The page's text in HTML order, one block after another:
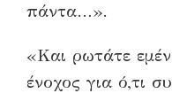
πάντα…».
«Και ρωτάτε
ένοχος για ό,τι